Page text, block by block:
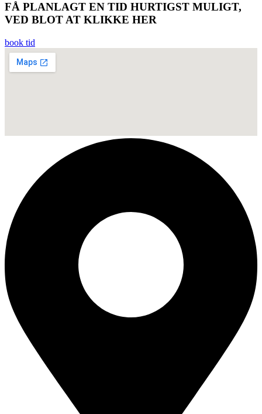
FÅ PLANLAGT EN TID HURTIGST MULIGT,
VED BLOT AT KLIKKE HER
book tid